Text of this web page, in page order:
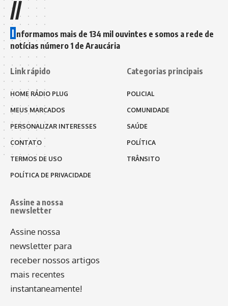
//
I nformamos mais de 134 mil ouvintes e somos a rede de
notícias número 1 de Araucária
Link rápido
HOME RÁDIO PLUG
MEUS MARCADOS
PERSONALIZAR INTERESSES
CONTATO
TERMOS DE USO
POLÍTICA DE PRIVACIDADE
Categorias principais
POLICIAL
COMUNIDADE
SAÚDE
POLÍTICA
TRÂNSITO
Assine a nossa
newsletter
Assine nossa
newsletter para
receber nossos artigos
mais recentes
instantaneamente!